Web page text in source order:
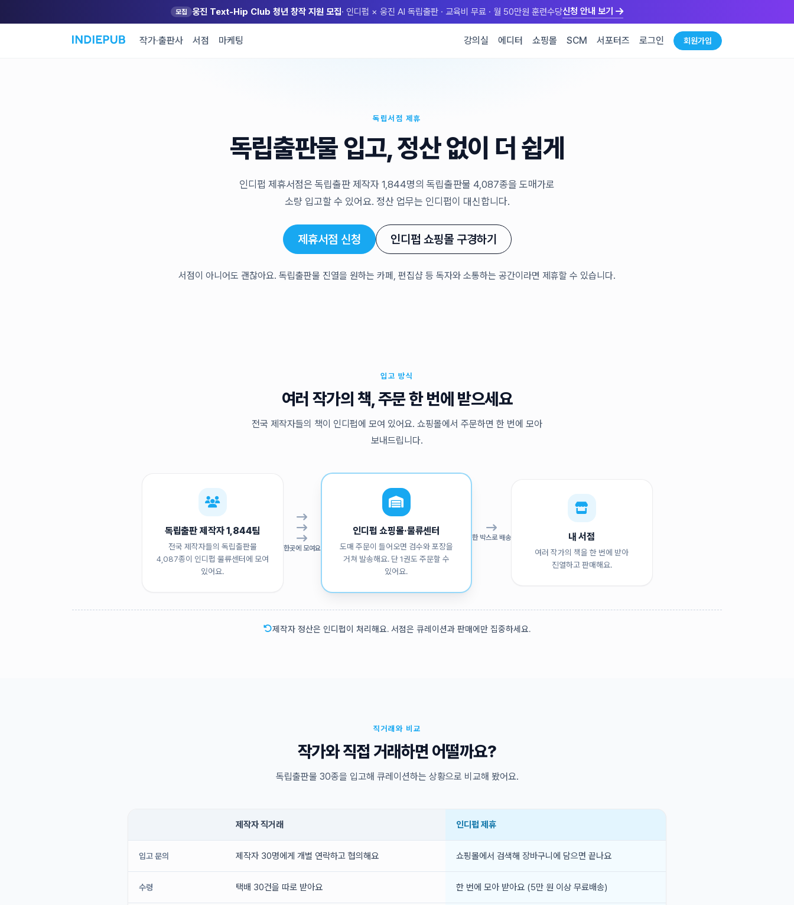
모집 웅진 Text-Hip Club 청년 창작 지원 모집· 인디펍 × 웅진 AI 독립출판 · 교육비 무료 · 월 50만원 훈련수당신청 안내 보기
작가·출판사 서점 마케팅 강의실 에디터 쇼핑몰 SCM 서포터즈 로그인 회원가입
독립서점 제휴
독립출판물 입고, 정산 없이 더 쉽게
인디펍 제휴서점은 독립출판 제작자 1,844명의 독립출판물 4,087종을 도매가로
소량 입고할 수 있어요. 정산 업무는 인디펍이 대신합니다.
제휴서점 신청 인디펍 쇼핑몰 구경하기
서점이 아니어도 괜찮아요. 독립출판물 진열을 원하는 카페, 편집샵 등 독자와 소통하는 공간이라면 제휴할 수 있습니다.
입고 방식
여러 작가의 책, 주문 한 번에 받으세요
전국 제작자들의 책이 인디펍에 모여 있어요. 쇼핑몰에서 주문하면 한 번에 모아
보내드립니다.
독립출판 제작자 1,844팀
전국 제작자들의 독립출판물
4,087종이 인디펍 물류센터에 모여
있어요.
한곳에 모여요
인디펍 쇼핑몰·물류센터
도매 주문이 들어오면 검수와 포장을
거쳐 발송해요. 단 1권도 주문할 수
있어요.
한 박스로 배송 내 서점
여러 작가의 책을 한 번에 받아
진열하고 판매해요.
제작자 정산은 인디펍이 처리해요. 서점은 큐레이션과 판매에만 집중하세요.
직거래와 비교
작가와 직접 거래하면 어떨까요?
독립출판물 30종을 입고해 큐레이션하는 상황으로 비교해 봤어요.
제작자 직거래 인디펍 제휴
입고 문의 제작자 30명에게 개별 연락하고 협의해요 쇼핑몰에서 검색해 장바구니에 담으면 끝나요
수령 택배 30건을 따로 받아요 한 번에 모아 받아요 (5만 원 이상 무료배송)